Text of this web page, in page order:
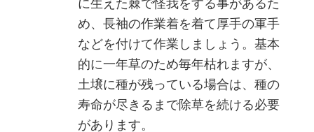
に生えた棘で怪我をする事があるた
め、長袖の作業着を着て厚手の軍手
などを付けて作業しましょう。基本
的に一年草のため毎年枯れますが、
土壌に種が残っている場合は、種の
寿命が尽きるまで除草を続ける必要
があります。